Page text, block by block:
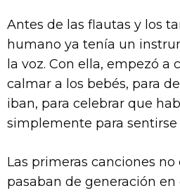
Antes de las flautas y los
humano ya tenía un
la voz. Con ella, empezó a
calmar a los bebés, para
iban, para celebrar que
simplemente para
Las primeras canciones no
pasaban de generación